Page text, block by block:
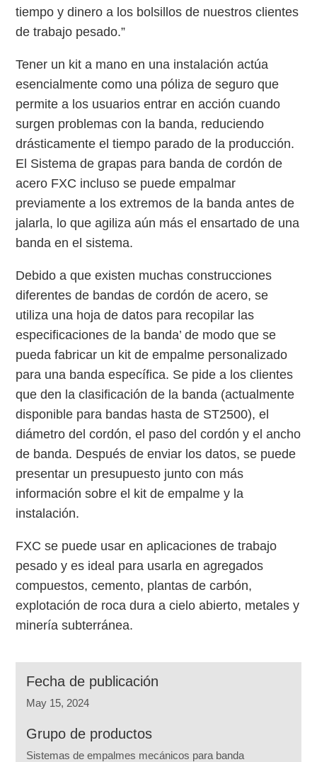
tiempo y dinero a los bolsillos de nuestros clientes
de trabajo pesado.”
Tener un kit a mano en una instalación actúa
esencialmente como una póliza de seguro que
permite a los usuarios entrar en acción cuando
surgen problemas con la banda, reduciendo
drásticamente el tiempo parado de la producción.
El Sistema de grapas para banda de cordón de
acero FXC incluso se puede empalmar
previamente a los extremos de la banda antes de
jalarla, lo que agiliza aún más el ensartado de una
banda en el sistema.
Debido a que existen muchas construcciones
diferentes de bandas de cordón de acero, se
utiliza una hoja de datos para recopilar las
especificaciones de la banda’ de modo que se
pueda fabricar un kit de empalme personalizado
para una banda específica. Se pide a los clientes
que den la clasificación de la banda (actualmente
disponible para bandas hasta de ST2500), el
diámetro del cordón, el paso del cordón y el ancho
de banda. Después de enviar los datos, se puede
presentar un presupuesto junto con más
información sobre el kit de empalme y la
instalación.
FXC se puede usar en aplicaciones de trabajo
pesado y es ideal para usarla en agregados
compuestos, cemento, plantas de carbón,
explotación de roca dura a cielo abierto, metales y
minería subterránea.
Fecha de publicación
May 15, 2024
Grupo de productos
Sistemas de empalmes mecánicos para banda